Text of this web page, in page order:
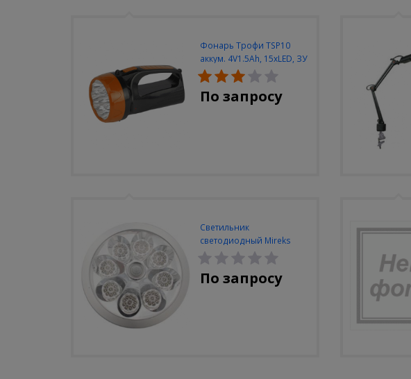
Фонарь Трофи TSP10
аккум. 4V1.5Ah, 15xLED, ЗУ
вилка 220V
По запросу
Светильник
светодиодный Mireks
С-310-80-S (5W/4000-
5000K/500lm/датчик
движения)
По запросу